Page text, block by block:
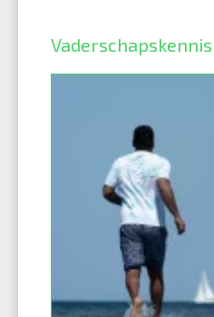
Vaderschapskennis